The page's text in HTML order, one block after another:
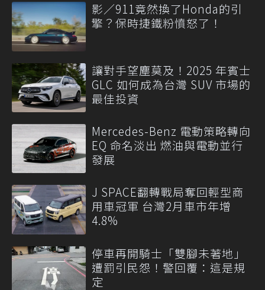
影／911竟然換了Honda的引
擎？保時捷鐵粉憤怒了！
讓對手望塵莫及！2025 年賓士
GLC 如何成為台灣 SUV 市場的
最佳投資
Mercedes-Benz 電動策略轉向
EQ 命名淡出 燃油與電動並行
發展
J SPACE翻轉戰局奪回輕型商
用車冠軍 台灣2月車市年增
4.8%
停車再開騎士「雙腳未著地」
遭罰引民怨！警回覆：這是規
定